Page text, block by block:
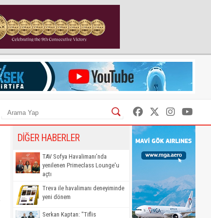
DİĞER HABERLER
TAV Sofya Havalimanı’nda
yenilenen Primeclass Lounge'u
açtı
Treva ile havalimanı deneyiminde
yeni dönem
Serkan Kaptan: "Tiflis